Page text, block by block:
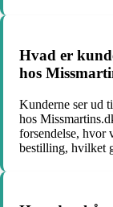
Hvad er
hos
Kunderne ser ud
hos
forsendelse, hvor
bestilling, hvilket